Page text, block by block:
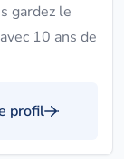
gardez le
10 ans de
profil